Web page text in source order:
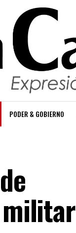
PODER & GOBIERNO